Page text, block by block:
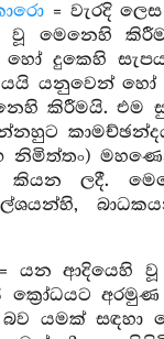
= වැරදි
වූ මෙනෙහි
දුකෙහි
යනුවෙන් හෝ
කිරීමයි. එම
නිමිත්තං)
ලදී.
යන ආදියෙහි වූ
ක්‍රෝධයට
යමක් සඳහා